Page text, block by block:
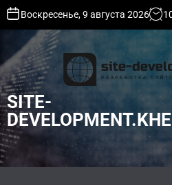
t
o
c
o
n
t
e
Воскресенье, 9 августа 2026
SITE-